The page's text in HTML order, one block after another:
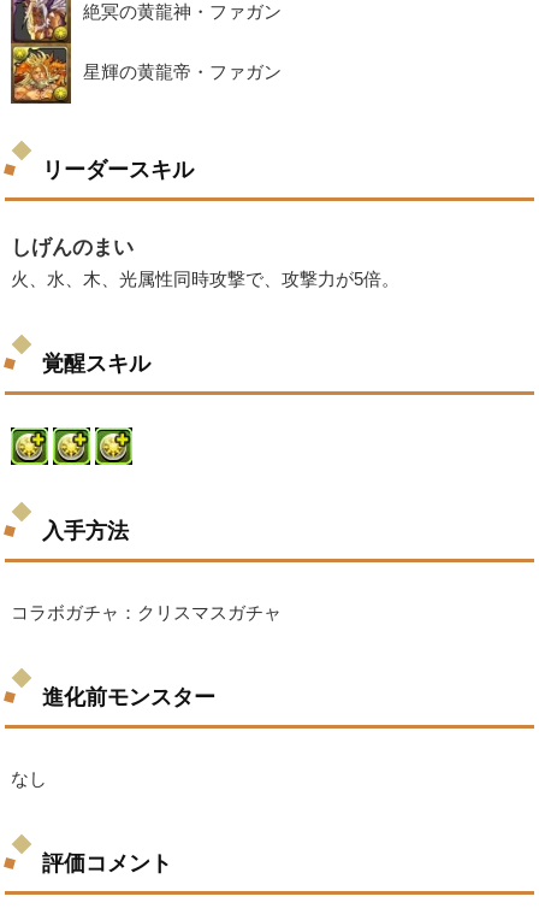
絶冥の黄龍神・ファガン
星輝の黄龍帝・ファガン
リーダースキル
しげんのまい
火、水、木、光属性同時攻撃で、攻撃力が5倍。
覚醒スキル
入手方法
コラボガチャ：クリスマスガチャ
進化前モンスター
なし
評価コメント